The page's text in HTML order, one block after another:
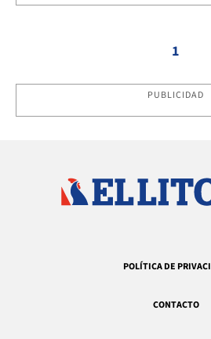
1
PUBLICIDAD
POLÍTICA DE
CONTACTO